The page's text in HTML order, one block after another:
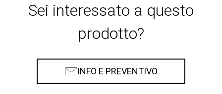
Sei interessato a questo
prodotto?
INFO E PREVENTIVO